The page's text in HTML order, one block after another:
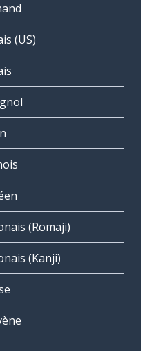
(US)
(Romaji)
(Kanji)